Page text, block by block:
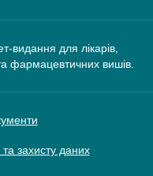
видання для лікарів,
фармацевтичних вишів.
та захисту даних